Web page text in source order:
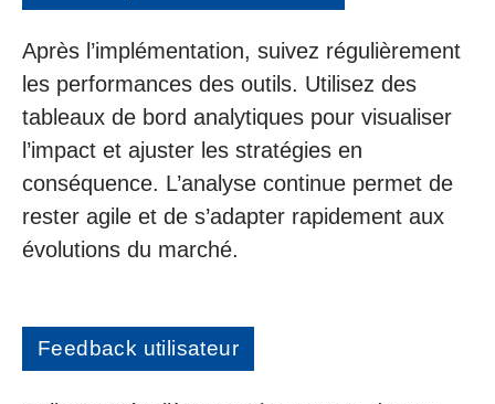
Après l’implémentation, suivez régulièrement
les performances des outils. Utilisez des
tableaux de bord analytiques pour visualiser
l’impact et ajuster les stratégies en
conséquence. L’analyse continue permet de
rester agile et de s’adapter rapidement aux
évolutions du marché.
Feedback utilisateur